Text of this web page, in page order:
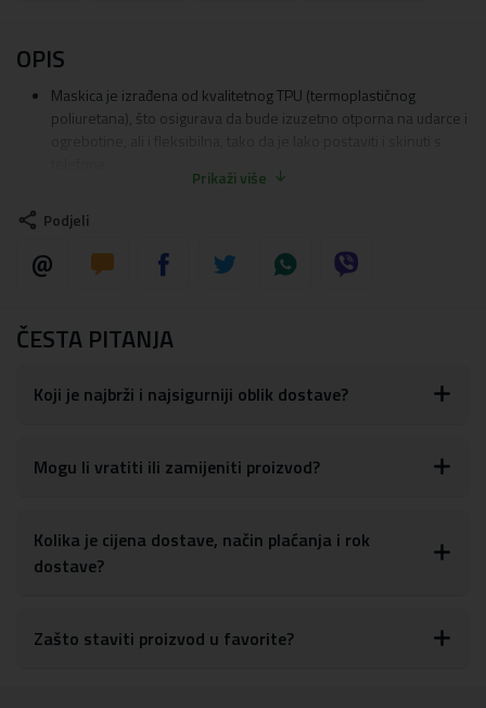
OPIS
Maskica je izrađena od kvalitetnog TPU (termoplastičnog
poliuretana), što osigurava da bude izuzetno otporna na udarce i
Dizajn je UV otporan, što znači da boje neće izblijediti s
Dodatna prednost maskice je blago podignuti dizajn oko kamere
i zaslona, ​​što pruža odgovarajuću zaštitu od ogrebotina za
najosjetljivije dijelove telefona
senzore, omogućujući vam nesmetano korištenje svih funkcija
glasnoće, tipki za uključivanje/isključivanje, kao i postavkama za
otisaka prstiju, prašine ili drugih mrlja
Prikaži više
Podjeli
ČESTA PITANJA
Koji je najbrži i najsigurniji oblik dostave?
Mogu li vratiti ili zamijeniti proizvod?
Kolika je cijena dostave, način plaćanja i rok
dostave?
Zašto staviti proizvod u favorite?